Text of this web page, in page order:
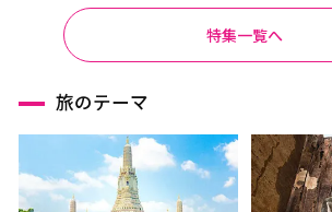
特集一覧へ
旅のテーマ